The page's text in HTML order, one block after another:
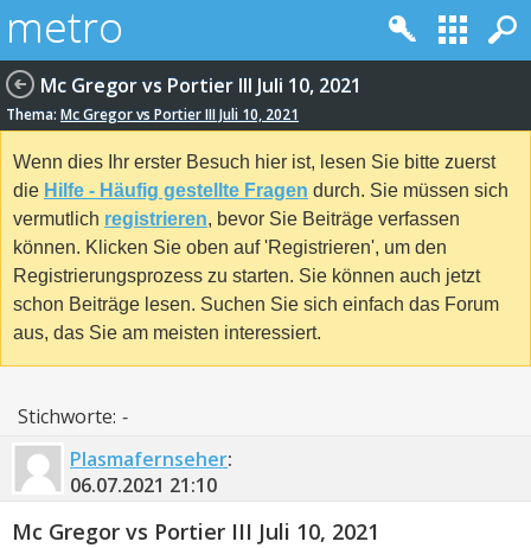
Mc Gregor vs Portier III Juli 10, 2021
Thema: Mc Gregor vs Portier III Juli 10, 2021
Wenn dies Ihr erster Besuch hier ist, lesen Sie bitte zuerst
die Hilfe - Häufig gestellte Fragen durch. Sie müssen sich
vermutlich registrieren, bevor Sie Beiträge verfassen
können. Klicken Sie oben auf 'Registrieren', um den
Registrierungsprozess zu starten. Sie können auch jetzt
schon Beiträge lesen. Suchen Sie sich einfach das Forum
aus, das Sie am meisten interessiert.
Stichworte: -
Plasmafernseher:
06.07.2021 21:10
Mc Gregor vs Portier III Juli 10, 2021